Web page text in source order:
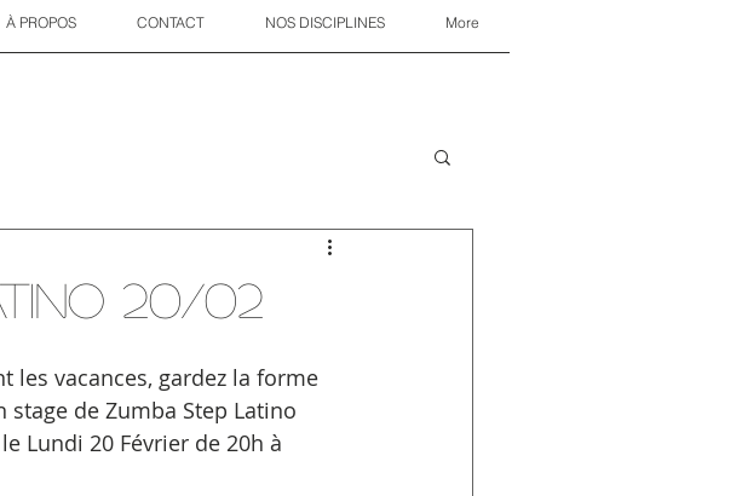
À PROPOS CONTACT NOS DISCIPLINES More
20/02
les vacances, gardez la forme
stage de Zumba Step Latino
Lundi 20 Février de 20h à